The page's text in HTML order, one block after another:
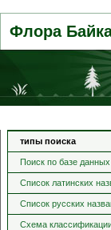
Флора
типы поиска
Поиск по базе данных
Список латинских
Список русских
Схема